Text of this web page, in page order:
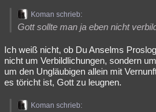
Koman schrieb:
Gott sollte man ja eben nicht
Ich weiß nicht, ob Du Anselms
nicht um Verbildlichungen, sondern
um den Ungläubigen allein mit
es töricht ist, Gott zu leugnen.
Koman schrieb: